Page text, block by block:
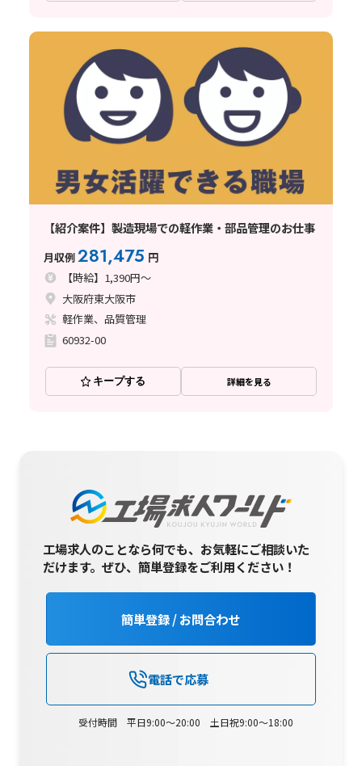
【紹介案件】製造現場での軽作業・部品管理のお仕事
月収例281,475 円
【時給】1,390円～
大阪府東大阪市
軽作業、品質管理
60932-00
キープする 詳細を見る
工場求人のことなら何でも、お気軽にご相談いた
だけます。ぜひ、簡単登録をご利用ください！
簡単登録 / お問合わせ
電話で応募
受付時間 平日9:00～20:00 土日祝9:00～18:00